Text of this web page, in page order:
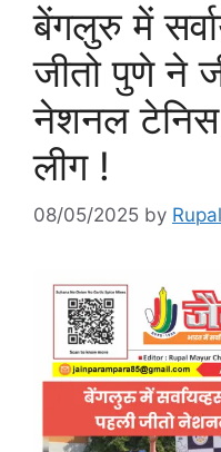
बेंगलुरु में
जीतो पुणे ने
नेशनल
लीग !
08/05/2025 by